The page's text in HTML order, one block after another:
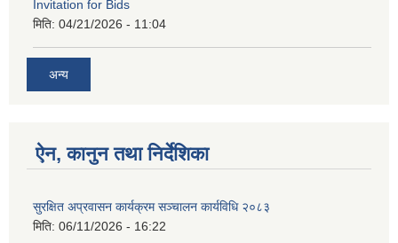
Invitation for Bids
मिति: 04/21/2026 - 11:04
अन्य
ऐन, कानुन तथा निर्देशिका
सुरक्षित अप्रवासन कार्यक्रम सञ्चालन कार्यविधि २०८३
मिति: 06/11/2026 - 16:22